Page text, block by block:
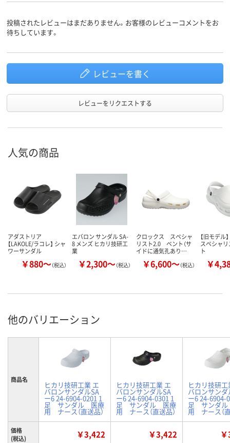
投稿されたレビューはまだありません。お客様のレビューコメントをお
待ちしています。
レビューを書く
レビューをリクエストする
人気の商品
アダストリア
【LAKOLE/ラコレ】 シャ
ワーサンダル
￥880～（税込）
エバロン サンダル SA-
8 メンズ ヒカリ技研工
業
￥2,300～（税込）
クロックス スペシャ
リスト2.0 ベント（サ
イドに通気孔あり…
￥6,600～（税込）
【旧モデル
スペシャ
ト
￥
他のバリエーション
商品名
ヒカリ技研工業 エ
バロンサンダルSA
ー6 24-6904-0201 1
足 サンダル 医療
用 ナース（直送品）
ヒカリ技研工業 エ
バロンサンダルSA
ー6 24-6904-0301 1
足 サンダル 医療
用 ナース（直送品）
ヒカリ技研工
バロンサンダ
ー6 24-6904-
足 サンダ
用 ナース（
価格
(税込)
￥3,422 ￥3,422